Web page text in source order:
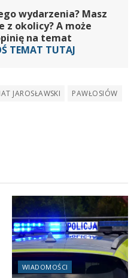
wydarzenia? Masz
z okolicy? A może
na temat
TEMAT TUTAJ
JAROSŁAWSKI
PAWŁOSIÓW
WIADOMOŚCI